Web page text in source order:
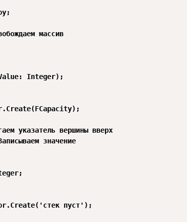
массив
Integer);
указатель вершины вверх
значение
пуст');